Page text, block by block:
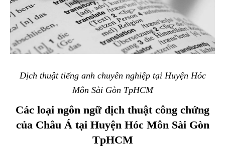
Dịch thuật tiếng anh chuyên nghiệp tại Huyện Hóc
Môn Sài Gòn TpHCM
Các loại ngôn ngữ dịch thuật công chứng
của Châu Á tại Huyện Hóc Môn Sài Gòn
TpHCM